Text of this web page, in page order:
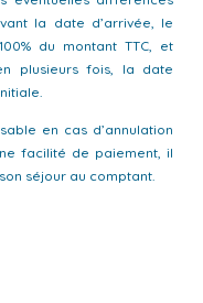
la date d’arrivée, le
du montant TTC, et
plusieurs fois, la date
en cas d’annulation
facilité de paiement, il
séjour au comptant.